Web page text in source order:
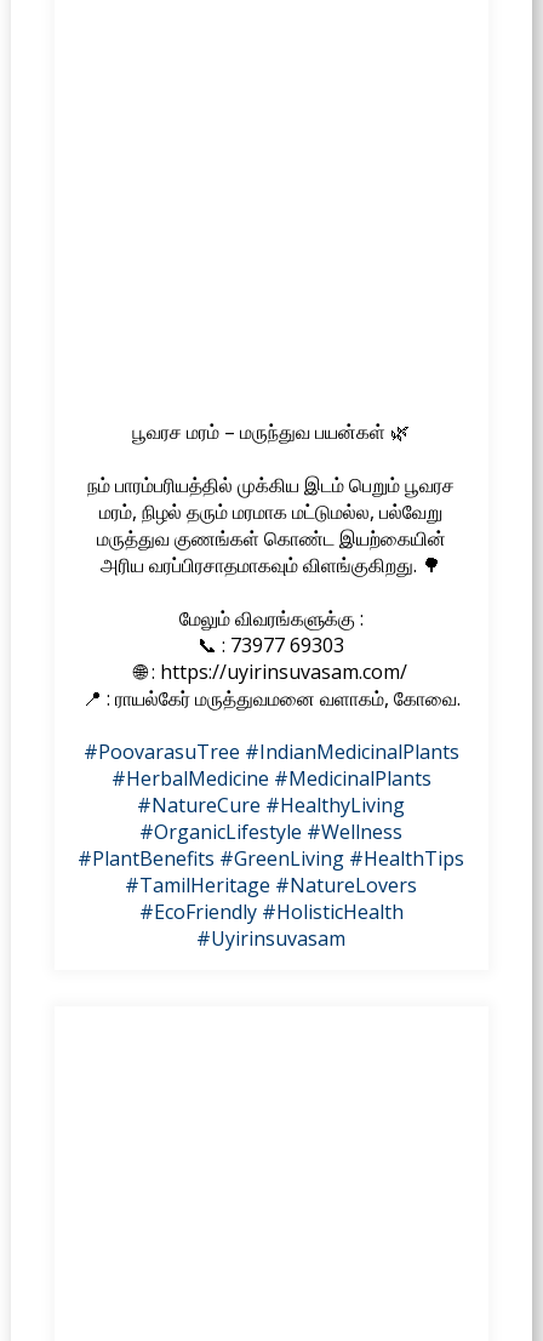
பூவரச மரம் – மருந்துவ பயன்கள் 🌿
நம் பாரம்பரியத்தில் முக்கிய இடம் பெறும் பூவரச
மரம், நிழல் தரும் மரமாக மட்டுமல்ல, பல்வேறு
மருத்துவ குணங்கள் கொண்ட இயற்கையின்
அரிய வரப்பிரசாதமாகவும் விளங்குகிறது. 🌳
மேலும் விவரங்களுக்கு :
📞 : 73977 69303
🌐 : https://uyirinsuvasam.com/
📍 : ராயல்கேர் மருத்துவமனை வளாகம், கோவை.
#PoovarasuTree #IndianMedicinalPlants
#HerbalMedicine #MedicinalPlants
#NatureCure #HealthyLiving
#OrganicLifestyle #Wellness
#PlantBenefits #GreenLiving #HealthTips
#TamilHeritage #NatureLovers
#EcoFriendly #HolisticHealth
#Uyirinsuvasam